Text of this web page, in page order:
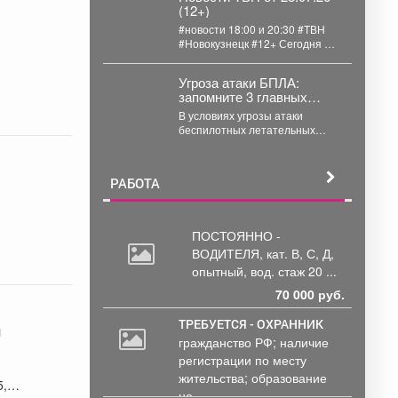
(12+)
#новости 18:00 и 20:30 #ТВН
#Новокузнецк #12+ Сегодня 28
Угроза атаки БПЛА:
запомните 3 главных
правила
В условиях угрозы атаки
беспилотных летательных
РАБОТА
ПОСТОЯННО -
ВОДИТЕЛЯ, кат. В, С, Д,
опытный, вод. стаж 20 ...
70 000 руб.
ТРЕБУЕТСЯ - ОХРАННИК
гражданство РФ; наличие
регистрации по месту
жительства; образование